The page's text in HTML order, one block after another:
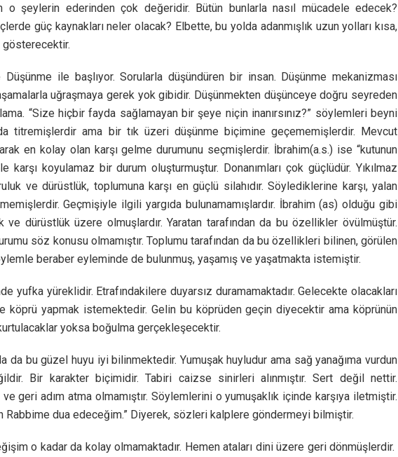
şeylerin ederinden çok değeridir. Bütün bunlarla nasıl mücadele edecek?
güç kaynakları neler olacak? Elbette, bu yolda adanmışlık uzun yolları kısa,
gösterecektir.
ile başlıyor. Sorularla düşündüren bir insan. Düşünme mekanizması
uğraşmaya gerek yok gibidir. Düşünmekten düşünceye doğru seyreden
“Size hiçbir fayda sağlamayan bir şeye niçin inanırsınız?” söylemleri beyni
titremişlerdir ama bir tık üzeri düşünme biçimine geçememişlerdir. Mevcut
en kolay olan karşı gelme durumunu seçmişlerdir. İbrahim(a.s.) ise “kutunun
karşı koyulamaz bir durum oluşturmuştur. Donanımları çok güçlüdür. Yıkılmaz
ve dürüstlük, toplumuna karşı en güçlü silahıdır. Söylediklerine karşı, yalan
Geçmişiyle ilgili yargıda bulunamamışlardır. İbrahim (as) olduğu gibi
dürüstlük üzere olmuşlardır. Yaratan tarafından da bu özellikler övülmüştür.
söz konusu olmamıştır. Toplumu tarafından da bu özellikleri bilinen, görülen
beraber eyleminde de bulunmuş, yaşamış ve yaşatmakta istemiştir.
yufka yüreklidir. Etrafındakilere duyarsız duramamaktadır. Gelecekte olacakları
köprü yapmak istemektedir. Gelin bu köprüden geçin diyecektir ama köprünün
yoksa boğulma gerçekleşecektir.
da bu güzel huyu iyi bilinmektedir. Yumuşak huyludur ama sağ yanağıma vurdun
Bir karakter biçimidir. Tabiri caizse sinirleri alınmıştır. Sert değil nettir.
geri adım atma olmamıştır. Söylemlerini o yumuşaklık içinde karşıya iletmiştir.
Rabbime dua edeceğim.” Diyerek, sözleri kalplere göndermeyi bilmiştir.
o kadar da kolay olmamaktadır. Hemen ataları dini üzere geri dönmüşlerdir.